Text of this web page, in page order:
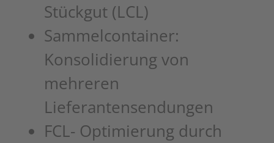
Stückgut (LCL)
Sammelcontainer:
Konsolidierung von
mehreren
Lieferantensendungen
FCL- Optimierung durch